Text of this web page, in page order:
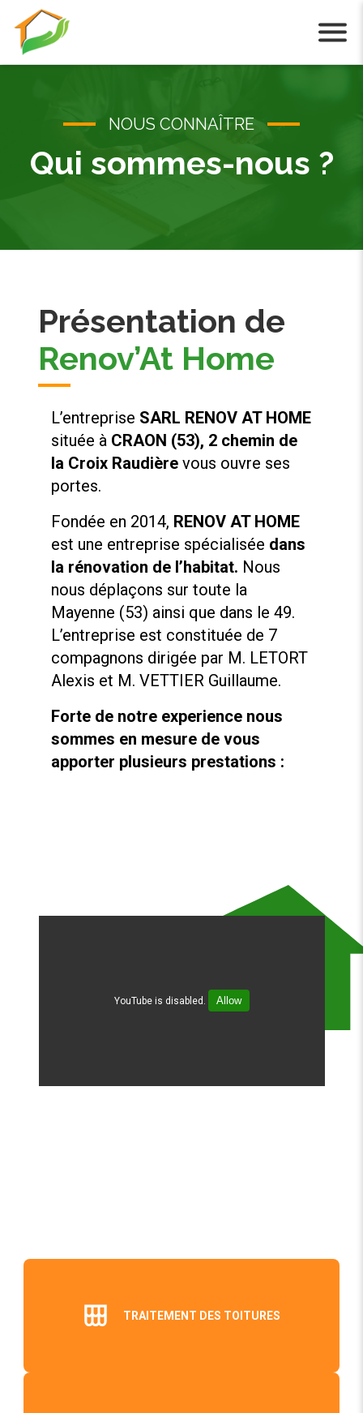
NOUS CONNAÎTRE
Qui sommes-nous ?
Présentation de
Renov’At Home
L’entreprise SARL RENOV AT HOME
située à CRAON (53), 2 chemin de
la Croix Raudière vous ouvre ses
portes.
Fondée en 2014, RENOV AT HOME
est une entreprise spécialisée dans
la rénovation de l’habitat. Nous
nous déplaçons sur toute la
Mayenne (53) ainsi que dans le 49.
L’entreprise est constituée de 7
compagnons dirigée par M. LETORT
Alexis et M. VETTIER Guillaume.
Forte de notre experience nous
sommes en mesure de vous
apporter plusieurs prestations :
YouTube is disabled. Allow
TRAITEMENT DES TOITURES
Cookies management panel